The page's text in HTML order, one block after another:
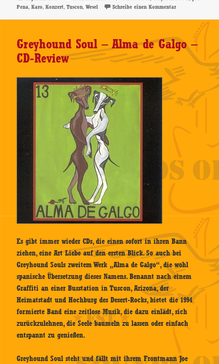
am
Pena,Karo,Konzert,Tuscon,Wesel Schreibe einen Kommentarzu Greyhound
Greyhound Soul – Alma de Galgo –
CD-Review
Es gibt immer wieder CDs, die einen sofort in ihren Bann
ziehen, eine Art Liebe auf den ersten Blick. So auch bei
Greyhound Souls zweitem Werk „Alma de Galgo“, die wohl
spanische Übersetzung dieses Namens. Benannt nach einem
Graffiti an einer Busstation in Tuscon, Arizona, der
Heimatstadt und Hochburg des Desert-Rocks, bietet die 1994
formierte Band eine zeitlose Musik, die dazu einlädt, sich
zurückzulehnen, die Seele baumeln zu lassen oder einfach
entspannt zu genießen.
Greyhound Soul steht und fällt mit ihrem Frontmann Joe